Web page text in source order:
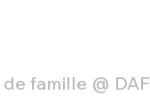
famille @ DAF